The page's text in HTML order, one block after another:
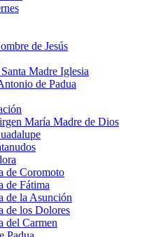
de Jesús
Madre Iglesia
de Padua
María Madre de Dios
de Coromoto
de Fátima
de la Asunción
de los Dolores
del Carmen